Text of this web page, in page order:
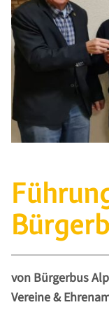
von Bürgerbus
Vereine &